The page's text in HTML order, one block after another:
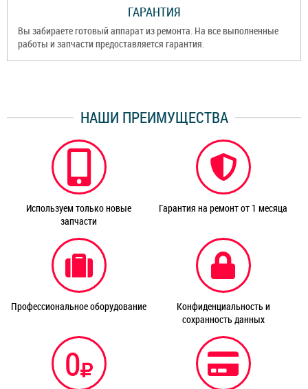
ГАРАНТИЯ
Вы забираете готовый аппарат из ремонта. На все выполненные
работы и запчасти предоставляется гарантия.
НАШИ ПРЕИМУЩЕСТВА
Используем только новые
запчасти
Гарантия на ремонт от 1 месяца
Профессиональное оборудование
Конфиденциальность и
сохранность данных
0